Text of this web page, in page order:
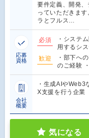
要件定義、開発
っていただきま
ラとフルス…
応募
資格
必須
・システ
用するシ
歓迎
・部下へ
のご経験
会社
概要
・生成AIやWeb3
X支援を行う企業
気になる